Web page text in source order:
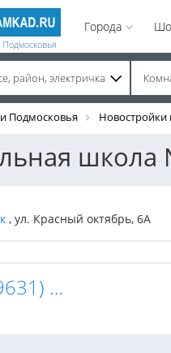
Города
район, электричка
Подмосковья Новостройки
, ул. Красный октябрь, 6А
+7 (49631) 7-54-01